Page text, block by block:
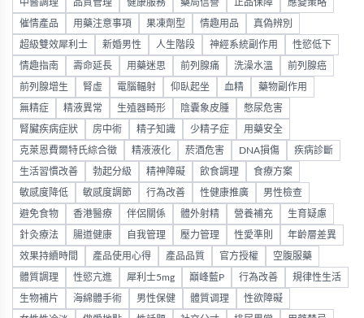
中醫調理 品質管理 健康服務 藥局信譽 正品保障 應變策略
催情產品 用藥注意事項 果凍劑型 情趣用品 真偽辨別
超級雙效犀利士 新婚男性 人生階段 神經系統副作用 性慾低下
情趣指南 壽命延長 用藥迷思 前列腺痛 洗澡水溫 前列腺癌
前列腺增生 腎虛 電腦輻射 仰臥起坐 血精 藥物副作用
無精症 精液異常 生殖器畸形 陰囊象皮腫 憋尿危害
腎臟疾病症狀 房中術 精子知識 少精子症 用藥安全
克萊恩費爾特氏綜合徵 精液液化 菸酒危害 DNA損傷 疾病診斷
生活習慣改善 勃起分級 精神障礙 飲食調理 食療方案
敏感度降低 敏感度調節 行為改善 性健康推廣 男性檢查
避免食物 香港醫療 伴侶關係 體外射精 營養補充 生育疑慮
針灸療法 腸道健康 自我管理 壓力管理 性愛準則 年齡層差異
效果持續時間 產品使用心得 產品品質 官方授權 空腹服藥
體質調理 性慾亢進 犀利士5mg 巔峰藍P 行為改善 規律性生活
生物補片 海綿體手術 男性保健 體質调理 性欲障礙